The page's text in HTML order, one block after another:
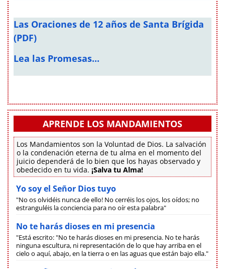
Las Oraciones de 12 años de Santa Brígida
(PDF)
Lea las Promesas...
APRENDE LOS MANDAMIENTOS
Los Mandamientos son la Voluntad de Dios. La salvación
o la condenación eterna de tu alma en el momento del
juicio dependerá de lo bien que los hayas observado y
obedecido en tu vida. ¡Salva tu Alma!
Yo soy el Señor Dios tuyo
"No os olvidéis nunca de ello! No cerréis los ojos, los oídos; no
estranguléis la conciencia para no oír esta palabra"
No te harás dioses en mi presencia
"Está escrito: "No te harás dioses en mi presencia. No te harás
ninguna escultura, ni representación de lo que hay arriba en el
cielo o aquí, abajo, en la tierra o en las aguas que están bajo ella."